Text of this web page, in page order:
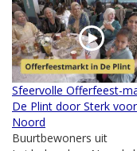
Sfeervolle Offerfeest-
De Plint door Sterk voor
Noord
Buurtbewoners uit